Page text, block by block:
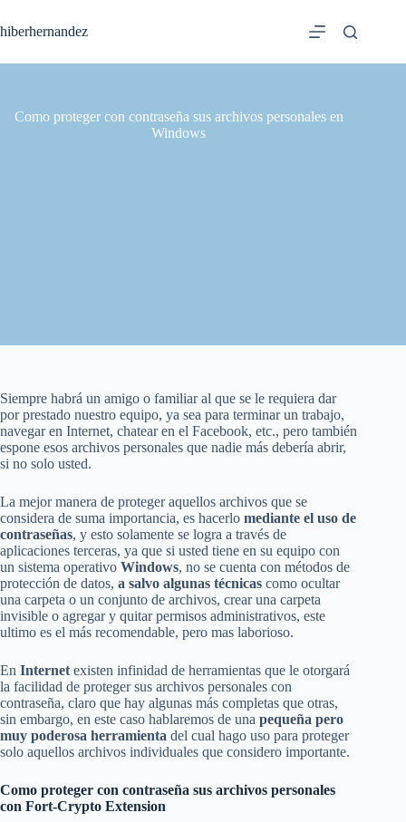
al
contenido
hiberhernandez
Como proteger con contraseña sus archivos personales en
Windows
Siempre habrá un amigo o familiar al que se le requiera dar
por prestado nuestro equipo, ya sea para terminar un trabajo,
navegar en Internet, chatear en el Facebook, etc., pero también
espone esos archivos personales que nadie más debería abrir,
si no solo usted.
La mejor manera de proteger aquellos archivos que se
considera de suma importancia, es hacerlo mediante el uso de
contraseñas, y esto solamente se logra a través de
aplicaciones terceras, ya que si usted tiene en su equipo con
un sistema operativo Windows, no se cuenta con métodos de
protección de datos, a salvo algunas técnicas como ocultar
una carpeta o un conjunto de archivos, crear una carpeta
invisible o agregar y quitar permisos administrativos, este
ultimo es el más recomendable, pero mas laborioso.
En Internet existen infinidad de herramientas que le otorgará
la facilidad de proteger sus archivos personales con
contraseña, claro que hay algunas más completas que otras,
sin embargo, en este caso hablaremos de una pequeña pero
muy poderosa herramienta del cual hago uso para proteger
solo aquellos archivos individuales que considero importante.
Como proteger con contraseña sus archivos personales
con Fort-Crypto Extension